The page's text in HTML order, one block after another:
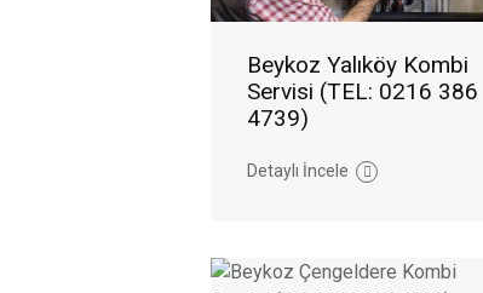
Beykoz Yalıköy Kombi
Servisi (TEL: 0216 386
4739)
Detaylı İncele